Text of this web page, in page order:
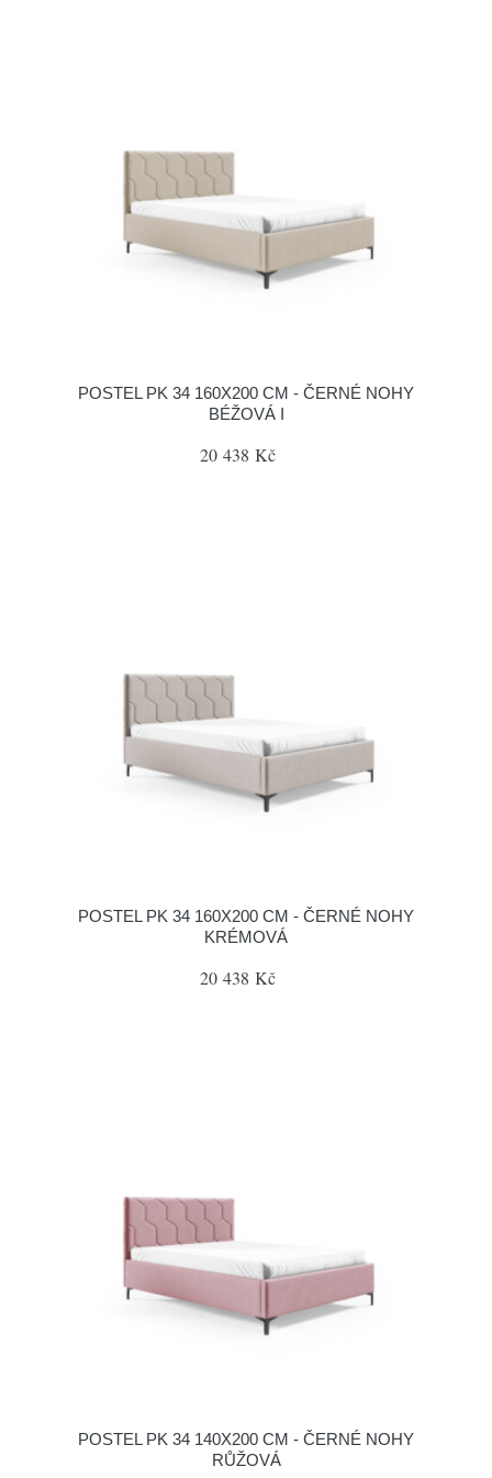
POSTEL PK 34 160X200 CM - ČERNÉ NOHY
BÉŽOVÁ I
20 438 Kč
POSTEL PK 34 160X200 CM - ČERNÉ NOHY
KRÉMOVÁ
20 438 Kč
POSTEL PK 34 140X200 CM - ČERNÉ NOHY
RŮŽOVÁ